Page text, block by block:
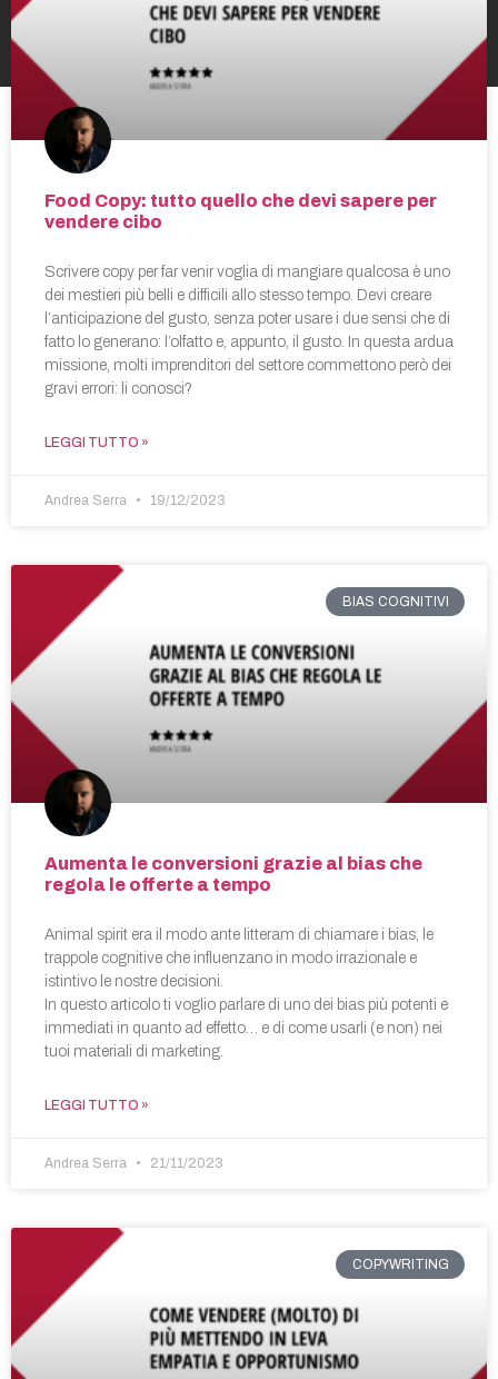
Food Copy: tutto quello che devi sapere per
vendere cibo
Scrivere copy per far venir voglia di mangiare qualcosa è uno
dei mestieri più belli e difficili allo stesso tempo. Devi creare
l’anticipazione del gusto, senza poter usare i due sensi che di
fatto lo generano: l’olfatto e, appunto, il gusto. In questa ardua
missione, molti imprenditori del settore commettono però dei
gravi errori: li conosci?
LEGGI TUTTO »
Andrea Serra 19/12/2023
BIAS COGNITIVI
Aumenta le conversioni grazie al bias che
regola le offerte a tempo
Animal spirit era il modo ante litteram di chiamare i bias, le
trappole cognitive che influenzano in modo irrazionale e
istintivo le nostre decisioni.
In questo articolo ti voglio parlare di uno dei bias più potenti e
immediati in quanto ad effetto… e di come usarli (e non) nei
tuoi materiali di marketing.
LEGGI TUTTO »
Andrea Serra 21/11/2023
COPYWRITING